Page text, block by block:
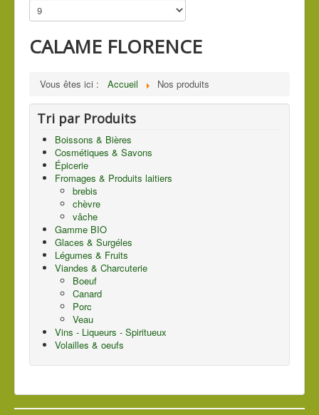
CALAME FLORENCE
Vous êtes ici : Accueil Nos produits
Tri par Produits
Boissons & Bières
Cosmétiques & Savons
Épicerie
Fromages & Produits laitiers
brebis
chèvre
vâche
Gamme BIO
Glaces & Surgéles
Légumes & Fruits
Viandes & Charcuterie
Boeuf
Canard
Porc
Veau
Vins - Liqueurs - Spiritueux
Volailles & oeufs